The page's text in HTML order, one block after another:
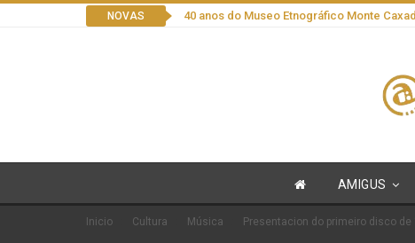
NOVAS 40 anos do Museo Etnográfico Monte
AMIGUS
Inicio Cultura Música Presentacion do primeiro disco de